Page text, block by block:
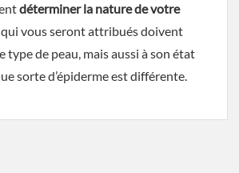
déterminer la nature de votre
vous seront attribués doivent
type de peau, mais aussi à son état
sorte d’épiderme est différente.